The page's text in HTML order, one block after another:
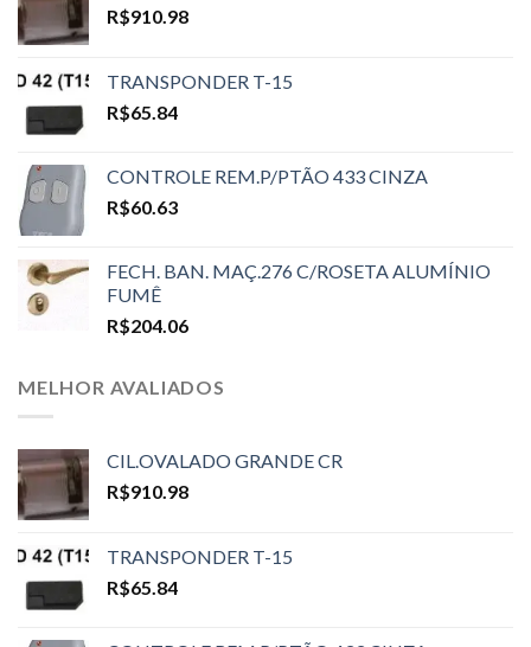
R$910.98
TRANSPONDER T-15
R$65.84
CONTROLE REM.P/PTÃO 433 CINZA
R$60.63
FECH. BAN. MAÇ.276 C/ROSETA ALUMÍNIO
FUMÊ
R$204.06
MELHOR AVALIADOS
CIL.OVALADO GRANDE CR
R$910.98
TRANSPONDER T-15
R$65.84